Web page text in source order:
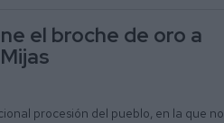
el broche de oro a
procesión del pueblo, en la que no